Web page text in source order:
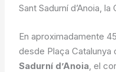
Sant Sadurní d’Anoia,
En aproximadamente
desde Plaça Catalunya
Sadurní d’Anoia, el